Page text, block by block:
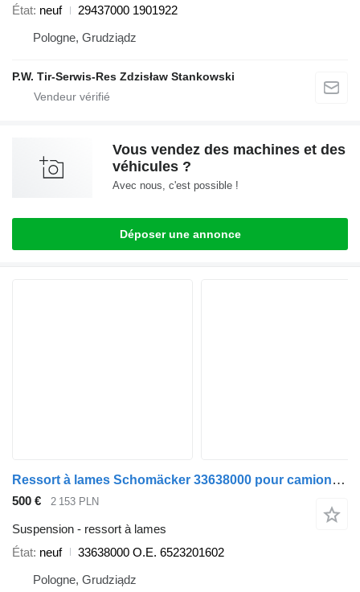
État neuf
29437000 1901922
Pologne, Grudziądz
P.W. Tir-Serwis-Res Zdzisław Stankowski
Vous vendez des machines et des
véhicules ?
Avec nous, c'est possible !
Déposer une annonce
Ressort à lames Schomäcker 33638000 pour camion Mercedes-Benz
500 € 2 153 PLN
Suspension - ressort à lames
État neuf
33638000 O.E. 6523201602
Pologne, Grudziądz